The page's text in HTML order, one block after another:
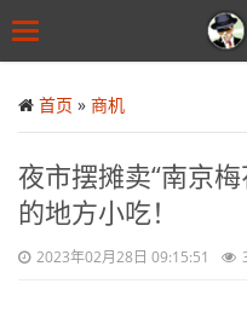
to
main
Toggle
首页 » 商机
夜市摆摊卖“南京
的地方小吃！
2023年02月28日 09:15:51